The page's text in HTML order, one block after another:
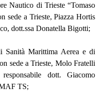
Nautico di Trieste “Tomaso
sede a Trieste, Piazza Hortis
dott.ssa Donatella Bigotti;
Marittima Aerea e di
sede a Trieste, Molo Fratelli
dott. Giacomo
TS;